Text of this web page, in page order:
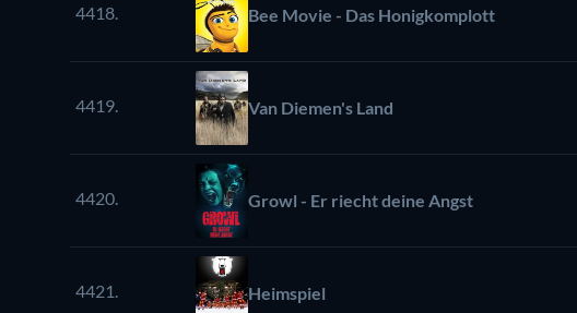
4418. Bee Movie - Das Honigkomplott
4419. Van Diemen's Land
4420. Growl - Er riecht deine Angst
4421. Heimspiel